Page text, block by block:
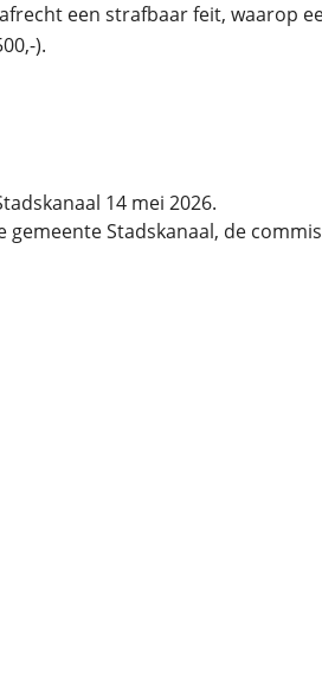
een strafbaar feit, waarop
).
14 mei 2026.
Stadskanaal, de